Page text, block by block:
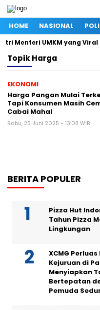
HOME NASIONAL
Menteri UMKM yang Viral
TopikHarga
EKONOMI
Harga Pangan Mulai
Tapi Konsumen Masih
Cabai Mahal
Rabu, 25 Juni 2025 - 13:08 WIB
BERITA POPULER
Pizza Hut
Tahun Pizza
Lingkungan
XCMG
Kejuruan di
Menyiapkan
Bertepatan
Pemuda